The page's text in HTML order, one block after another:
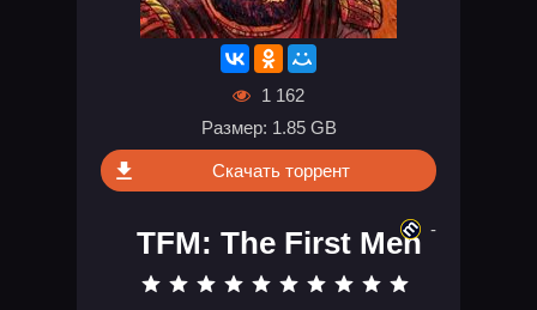
1 162
Размер: 1.85 GB
Скачать торрент
TFM: The First Men -